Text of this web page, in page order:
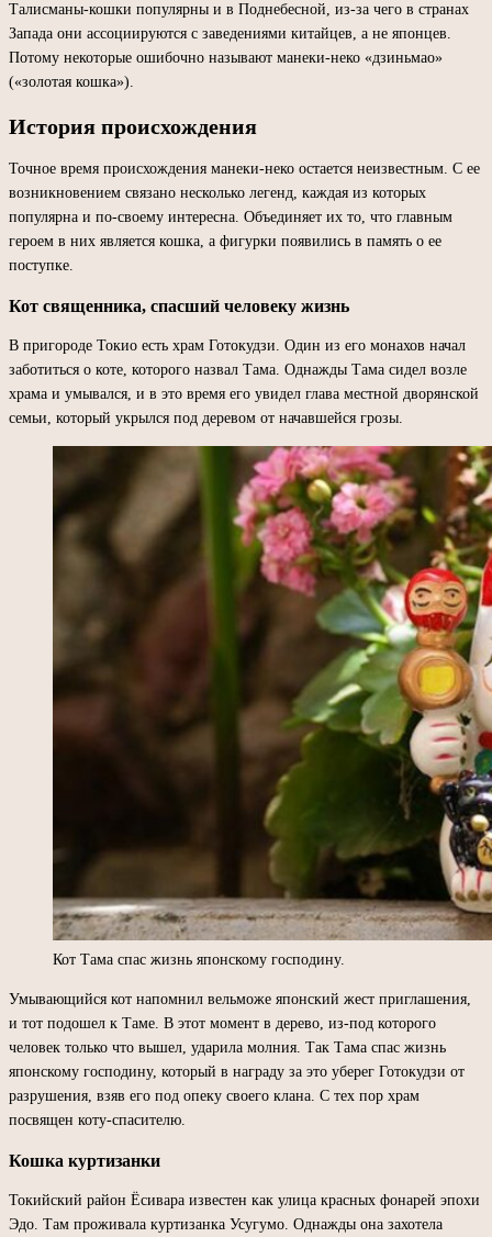
Талисманы-кошки популярны и в Поднебесной, из-за чего в странах
Запада они ассоциируются с заведениями китайцев, а не японцев.
Потому некоторые ошибочно называют манеки-неко «дзиньмао»
(«золотая кошка»).
История происхождения
Точное время происхождения манеки-неко остается неизвестным. С ее
возникновением связано несколько легенд, каждая из которых
популярна и по-своему интересна. Объединяет их то, что главным
героем в них является кошка, а фигурки появились в память о ее
поступке.
Кот священника, спасший человеку жизнь
В пригороде Токио есть храм Готокудзи. Один из его монахов начал
заботиться о коте, которого назвал Тама. Однажды Тама сидел возле
храма и умывался, и в это время его увидел глава местной дворянской
семьи, который укрылся под деревом от начавшейся грозы.
Кот Тама спас жизнь японскому господину.
Умывающийся кот напомнил вельможе японский жест приглашения,
и тот подошел к Таме. В этот момент в дерево, из-под которого
человек только что вышел, ударила молния. Так Тама спас жизнь
японскому господину, который в награду за это уберег Готокудзи от
разрушения, взяв его под опеку своего клана. С тех пор храм
посвящен коту-спасителю.
Кошка куртизанки
Токийский район Ёсивара известен как улица красных фонарей эпохи
Эдо. Там проживала куртизанка Усугумо. Однажды она захотела